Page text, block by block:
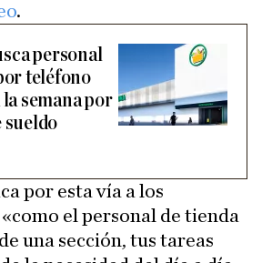
.
personal
teléfono
semana por
sueldo
por esta vía a los
el personal de tienda
una sección, tus tareas